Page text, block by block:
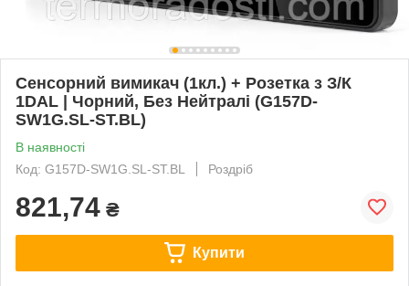
Сенсорний вимикач (1кл.) + Розетка з З/К
1DAL | Чорний, Без Нейтралі (G157D-
SW1G.SL-ST.BL)
В наявності
Код: G157D-SW1G.SL-ST.BL
Роздріб
821,74 ₴
Купити